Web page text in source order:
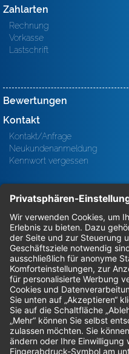
Zahlarten
Rechnung
Vorkasse
Lastschrift
Bewertungen
Kontakt
Kontakt/Anfrage
Neukundenanmeldung
Kennwort vergessen
Bestellungen
Sendung verfolgen
Geprüfter Shop